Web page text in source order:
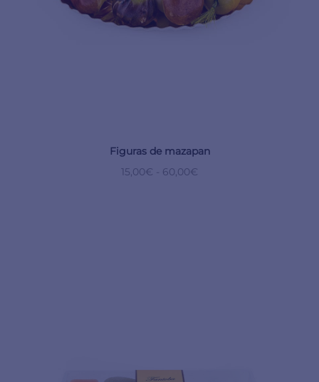
Figuras de mazapan
15,00€ 60,00€